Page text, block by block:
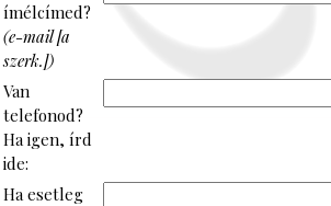
ímélcímed?
(e-mail [a
szerk.])
Van
telefonod?
Ha igen, írd
ide:
Ha esetleg